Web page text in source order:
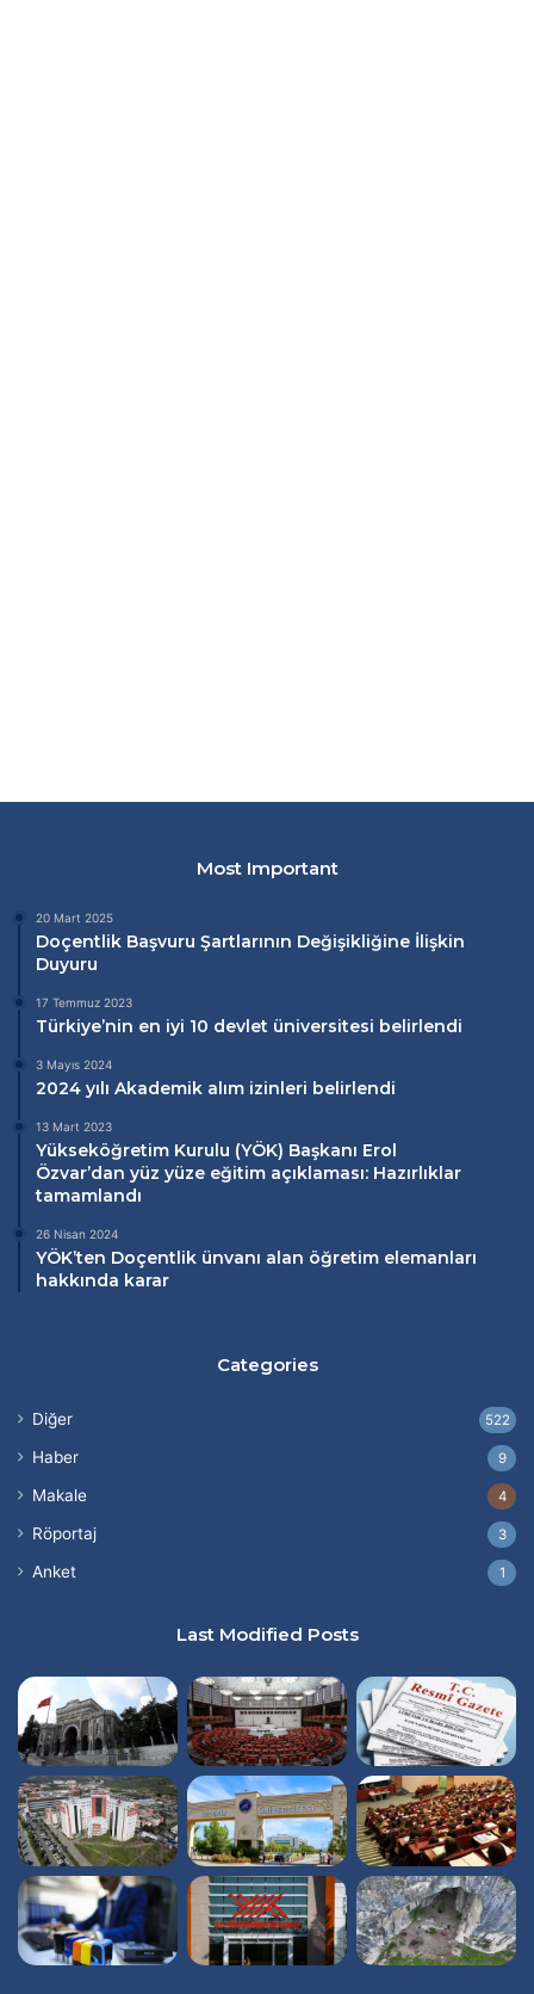
Most Important
20 Mart 2025
Doçentlik Başvuru Şartlarının Değişikliğine İlişkin
Duyuru
17 Temmuz 2023
Türkiye’nin en iyi 10 devlet üniversitesi belirlendi
3 Mayıs 2024
2024 yılı Akademik alım izinleri belirlendi
13 Mart 2023
Yükseköğretim Kurulu (YÖK) Başkanı Erol
Özvar’dan yüz yüze eğitim açıklaması: Hazırlıklar
tamamlandı
26 Nisan 2024
YÖK’ten Doçentlik ünvanı alan öğretim elemanları
hakkında karar
Categories
Diğer 522
Haber 9
Makale 4
Röportaj 3
Anket 1
Last Modified Posts